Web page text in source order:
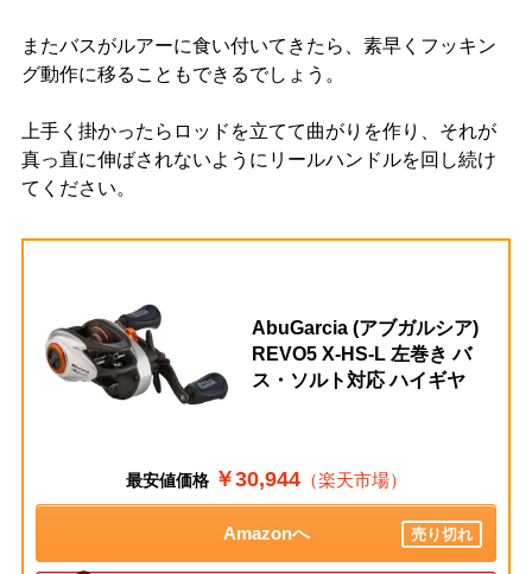
またバスがルアーに食い付いてきたら、素早くフッキン
グ動作に移ることもできるでしょう。
上手く掛かったらロッドを立てて曲がりを作り、それが
真っ直に伸ばされないようにリールハンドルを回し続け
てください。
AbuGarcia (アブガルシア)
REVO5 X-HS-L 左巻き バ
ス・ソルト対応 ハイギヤ
最安値価格 ￥30,944（楽天市場）
Amazonへ 売り切れ